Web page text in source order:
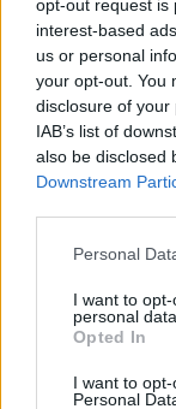
opt-out request is
interest-based
us or personal
your opt-out. You
disclosure of
IAB’s list of
also be disclosed
Downstream
Personal
I want to
personal data.
Opted In
I want to
Personal